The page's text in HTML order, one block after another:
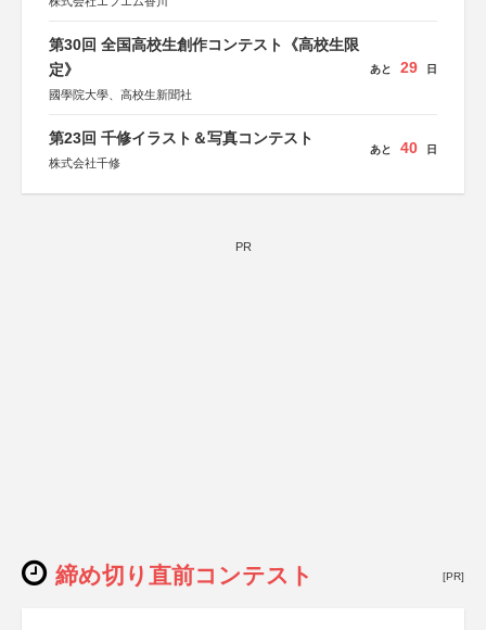
第30回 全国高校生創作コンテスト《高校生限
定》
國學院大學、高校生新聞社
あと 29 日
第23回 千修イラスト＆写真コンテスト
株式会社千修
あと 40 日
PR
締め切り直前コンテスト [PR]